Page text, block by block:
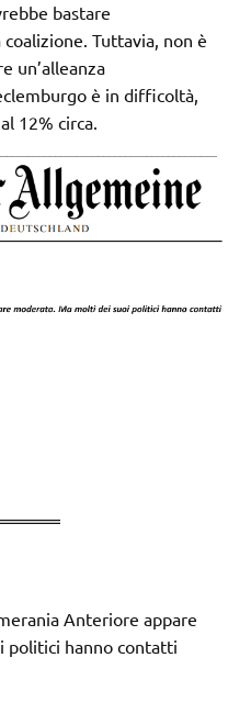
bastare
Tuttavia, non è
un’alleanza
è in difficoltà,
12% circa.
Anteriore appare
politici hanno contatti